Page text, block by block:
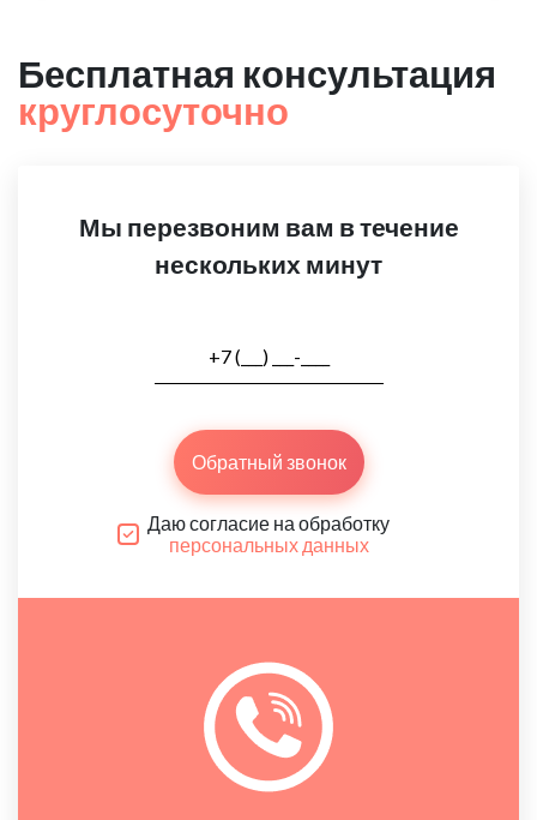
Бесплатная консультация
круглосуточно
Мы перезвоним вам в течение
нескольких минут
Обратный звонок
Даю согласие на обработку
персональных данных